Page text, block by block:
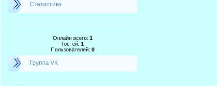
Статистика
Онлайн всего: 1
Гостей: 1
Пользователей: 0
Группа VK